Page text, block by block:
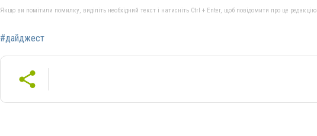
Якщо ви помітили помилку, виділіть необхідний текст і натисніть Ctrl + Enter, щоб повідомити про це редакцію
#дайджест